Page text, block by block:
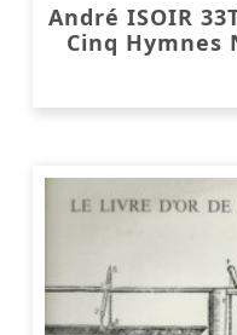
André ISOIR
Cinq Hymnes